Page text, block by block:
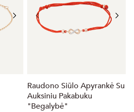
Raudono Siūlo Apyrankė Su
Auksiniu Pakabuku
"Begalybė"